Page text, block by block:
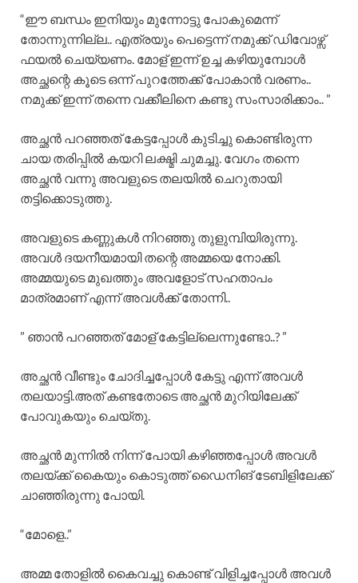
“ഈ ബന്ധം ഇനിയും മുന്നോട്ടു പോകുമെന്ന്
തോന്നുന്നില്ല.. എത്രയും പെട്ടെന്ന് നമുക്ക് ഡിവോഴ്സ്
ഫയൽ ചെയ്യണം. മോള് ഇന്ന് ഉച്ച കഴിയുമ്പോൾ
അച്ഛന്റെ കൂടെ ഒന്ന് പുറത്തേക്ക് പോകാൻ വരണം..
നമുക്ക് ഇന്ന് തന്നെ വക്കീലിനെ കണ്ടു സംസാരിക്കാം.. ”
അച്ഛൻ പറഞ്ഞത് കേട്ടപ്പോൾ കുടിച്ചു കൊണ്ടിരുന്ന
ചായ തരിപ്പിൽ കയറി ലക്ഷ്മി ചുമച്ചു. വേഗം തന്നെ
അച്ഛൻ വന്നു അവളുടെ തലയിൽ ചെറുതായി
തട്ടിക്കൊടുത്തു.
അവളുടെ കണ്ണുകൾ നിറഞ്ഞു തുളുമ്പിയിരുന്നു.
അവൾ ദയനീയമായി തന്റെ അമ്മയെ നോക്കി.
അമ്മയുടെ മുഖത്തും അവളോട് സഹതാപം
മാത്രമാണ് എന്ന് അവൾക്ക് തോന്നി..
” ഞാൻ പറഞ്ഞത് മോള് കേട്ടില്ലെന്നുണ്ടോ..? ”
അച്ഛൻ വീണ്ടും ചോദിച്ചപ്പോൾ കേട്ടു എന്ന് അവൾ
തലയാട്ടി.അത് കണ്ടതോടെ അച്ഛൻ മുറിയിലേക്ക്
പോവുകയും ചെയ്തു.
അച്ഛൻ മുന്നിൽ നിന്ന് പോയി കഴിഞ്ഞപ്പോൾ അവൾ
തലയ്ക്ക് കൈയും കൊടുത്ത് ഡൈനിങ് ടേബിളിലേക്ക്
ചാഞ്ഞിരുന്നു പോയി.
“മോളെ..”
അമ്മ തോളിൽ കൈവച്ചു കൊണ്ട് വിളിച്ചപ്പോൾ അവൾ